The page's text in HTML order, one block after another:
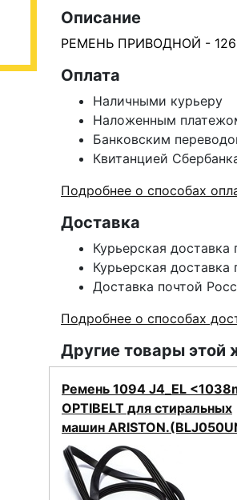
Описание
РЕМЕНЬ ПРИВОДНОЙ - 1268
Оплата
Наличными курьеру
Наложенным
Банковским
Квитанцией
Подробнее о способах
Доставка
Курьерская
Курьерская
Доставка почтой
Подробнее о способах
Другие товары этой
Ремень 1094 J4_EL
OPTIBELT для стиральных
машин